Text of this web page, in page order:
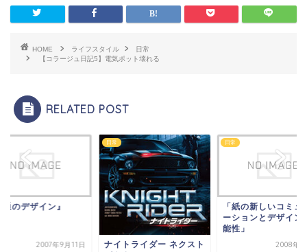
HOME ライフスタイル
日常
【コラージュ日記5】電気ポット壊れる
RELATED POST
通のデザイン』
2007年9月11日
日常
ナイトライダー ネクスト
日常
「紙の新しいコミュ
ーションとデザイン
能性」
2008年3